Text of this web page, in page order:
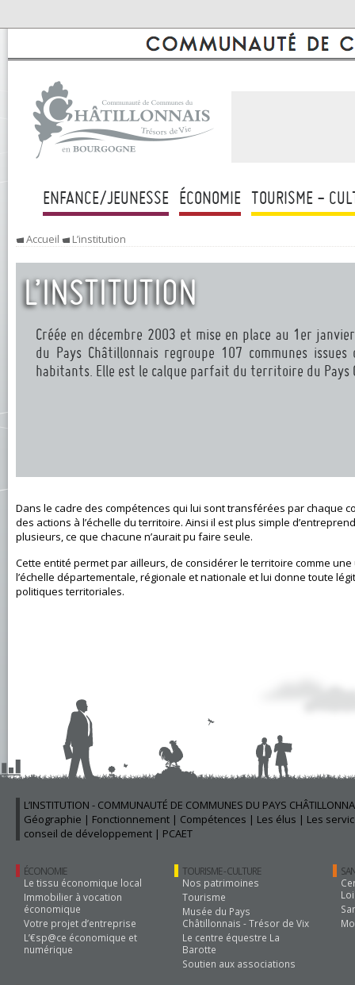
ENFANCE/JEUNESSE ÉCONOMIE TOURISME -
Accueil L’institution
L’INSTITUTION
Créée en décembre 2003 et mise en place au 1er
du Pays Châtillonnais regroupe 107 communes
habitants. Elle est le calque parfait du territoire du Pays
Dans le cadre des compétences qui lui sont transférées par chaque
des actions à l’échelle du territoire. Ainsi il est plus simple
plusieurs, ce que chacune n’aurait pu faire seule.
Cette entité permet par ailleurs, de considérer le territoire comme une
l’échelle départementale, régionale et nationale et lui donne toute
politiques territoriales.
L’INSTITUTION - COMMUNAUTÉ DE COMMUNES DU PAYS
Géographie | Fonctionnement | Compétences | Les élus | Les
conseil de développement | PCAET
ÉCONOMIE
Le tissu économique local
Immobilier à vocation
économique
Votre projet d’entreprise
L’€sp@ce économique et
numérique
TOURISME - CULTURE
Nos patrimoines
Tourisme
Musée du Pays
Châtillonnais - Trésor de Vix
Le centre équestre La
Barotte
Soutien aux associations